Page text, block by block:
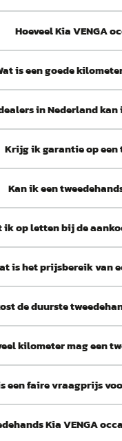
Hoeveel Kia VENGA
is een goede
in Nederland kan
Krijg ik garantie op een
Kan ik een
ik op letten bij de
is het prijsbereik van
de duurste
kilometer mag een
een faire vraagprijs
Kia VENGA